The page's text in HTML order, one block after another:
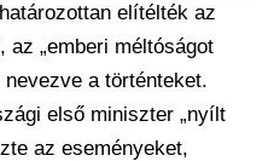
elítélték az
„emberi méltóságot
a történteket.
első miniszter „nyílt
az eseményeket,